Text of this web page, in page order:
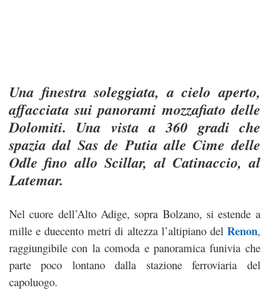
Una finestra soleggiata, a cielo aperto,
affacciata sui panorami mozzafiato delle
Dolomiti. Una vista a 360 gradi che
spazia dal Sas de Putia alle Cime delle
Odle fino allo Scillar, al Catinaccio, al
Latemar.
Nel cuore dell’Alto Adige, sopra Bolzano, si estende a
mille e duecento metri di altezza l’altipiano del Renon,
raggiungibile con la comoda e panoramica funivia che
parte poco lontano dalla stazione ferroviaria del
capoluogo.